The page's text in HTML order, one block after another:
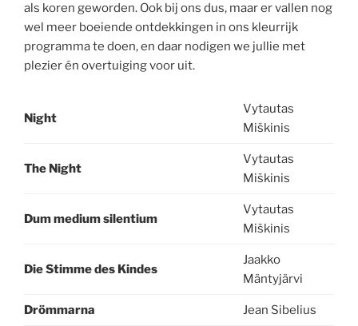
als koren geworden. Ook bij ons dus, maar er vallen nog
wel meer boeiende ontdekkingen in ons kleurrijk
programma te doen, en daar nodigen we jullie met
plezier én overtuiging voor uit.
Night
Vytautas
Miškinis
The Night
Vytautas
Miškinis
Dum medium silentium
Vytautas
Miškinis
Die Stimme des Kindes
Jaakko
Mäntyjärvi
Drömmarna Jean Sibelius